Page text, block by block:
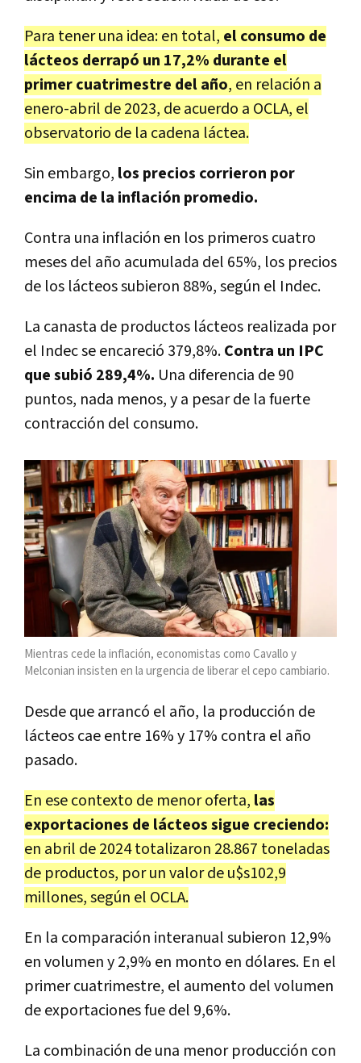
Para tener una idea: en total, el consumo de
lácteos derrapó un 17,2% durante el
primer cuatrimestre del año, en relación a
enero-abril de 2023, de acuerdo a OCLA, el
observatorio de la cadena láctea.
Sin embargo, los precios corrieron por
encima de la inflación promedio.
Contra una inflación en los primeros cuatro
meses del año acumulada del 65%, los precios
de los lácteos subieron 88%, según el Indec.
La canasta de productos lácteos realizada por
el Indec se encareció 379,8%.Contra un IPC
que subió 289,4%. Una diferencia de 90
puntos, nada menos, y a pesar de la fuerte
contracción del consumo.
Mientras cede la inflación, economistas como Cavallo y
Melconian insisten en la urgencia de liberar el cepo cambiario.
Desde que arrancó el año, la producción de
lácteos cae entre 16% y 17% contra el año
pasado.
En ese contexto de menor oferta, las
exportaciones de lácteos sigue creciendo:
en abril de 2024 totalizaron 28.867 toneladas
de productos, por un valor de u$s102,9
millones, según el OCLA.
En la comparación interanual subieron 12,9%
en volumen y 2,9% en monto en dólares. En el
primer cuatrimestre, el aumento del volumen
de exportaciones fue del 9,6%.
La combinación de una menor producción con